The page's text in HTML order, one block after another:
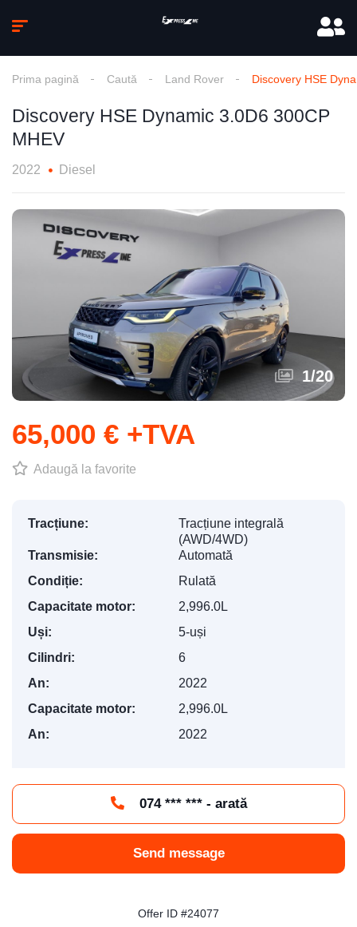
Prima pagină Caută Land Rover Discovery HSE
Discovery HSE Dynamic 3.0D6 300CP
MHEV
2022 Diesel
1/20
65,000 € +TVA
Adaugă la favorite
Tracțiune:
Tracțiune integrală
(AWD/4WD)
Transmisie:
Automată
Condiție:
Rulată
Capacitate motor:
2,996.0L
Uși:
5-uși
Cilindri:
6
An:
2022
Capacitate motor:
2,996.0L
An:
2022
074 *** *** - arată
Send message
Offer ID #24077